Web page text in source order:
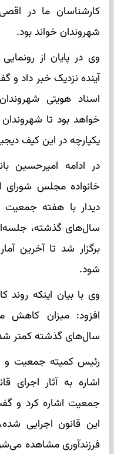
کارشناسان ما در
شهروندان خواند بود.
وی در پایان از
آینده نزدیک خبر داد
اسناد هویتی
خواهد بود تا
یکپارچه در این کیف
در ادامه امیرحسین
خانواده مجلس شورای
دیدار با هفته
سال‌های گذشته،
برگزار شد تا آخرین
شود.
وی با بیان اینکه روند
افزود: میزان کاهش
سال‌های گذشته کمتر
رئیس کمیته جمعیت و
اشاره به آثار اجرای
این قانون اجرایی
فرزندآوری مشاهده